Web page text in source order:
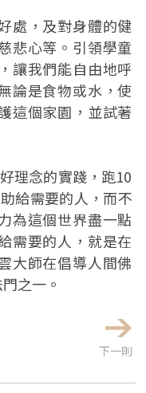
處，及對身體的健
悲心等。引領學童
讓我們能自由地呼
論是食物或水，使
這個家園，並試著
理念的實踐，跑10
給需要的人，而不
為這個世界盡一點
需要的人，就是在
大師在倡導人間佛
之一。
下一則